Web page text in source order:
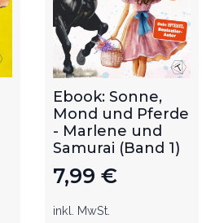
Ebook: Sonne,
Mond und Pferde
- Marlene und
Samurai (Band 1)
7,99 €
inkl. MwSt.